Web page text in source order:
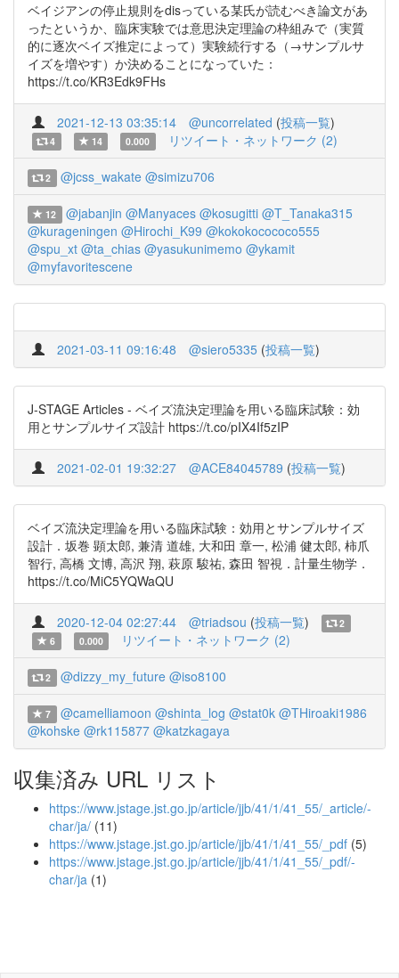
ベイジアンの停止規則をdisっている某氏が読むべき論文があ
ったというか、臨床実験では意思決定理論の枠組みで（実質
的に逐次ベイズ推定によって）実験続行する（→サンプルサ
イズを増やす）か決めることになっていた：
https://t.co/KR3Edk9FHs
2021-12-13 03:35:14 @uncorrelated (投稿一覧)
4 14 0.000 リツイート・ネットワーク (2)
2 @jcss_wakate @simizu706
12 @jabanjin @Manyaces @kosugitti @T_Tanaka315
@kurageningen @Hirochi_K99 @kokokocococo555
@spu_xt @ta_chias @yasukunimemo @ykamit
@myfavoritescene
2021-03-11 09:16:48 @siero5335 (投稿一覧)
J-STAGE Articles - ベイズ流決定理論を用いる臨床試験：効
用とサンプルサイズ設計 https://t.co/pIX4If5zIP
2021-02-01 19:32:27 @ACE84045789 (投稿一覧)
ベイズ流決定理論を用いる臨床試験：効用とサンプルサイズ
設計．坂巻 顕太郎, 兼清 道雄, 大和田 章一, 松浦 健太郎, 柿爪
智行, 高橋 文博, 高沢 翔, 萩原 駿祐, 森田 智視．計量生物学．
https://t.co/MiC5YQWaQU
2020-12-04 02:27:44 @triadsou (投稿一覧)
2
6
0.000 リツイート・ネットワーク (2)
2 @dizzy_my_future @iso8100
7 @camelliamoon @shinta_log @stat0k @THiroaki1986
@kohske @rk115877 @katzkagaya
収集済み URL リスト
https://www.jstage.jst.go.jp/article/jjb/41/1/41_55/_article/-
char/ja/ (11)
https://www.jstage.jst.go.jp/article/jjb/41/1/41_55/_pdf (5)
https://www.jstage.jst.go.jp/article/jjb/41/1/41_55/_pdf/-
char/ja (1)